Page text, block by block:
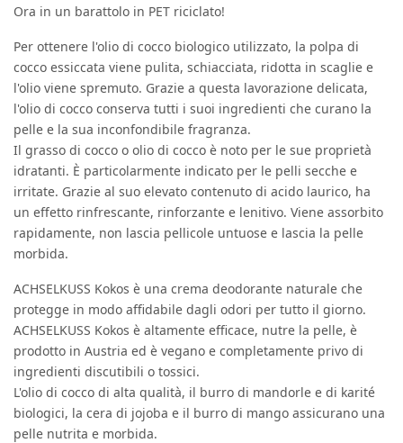
Ora in un barattolo in PET riciclato!
Per ottenere l'olio di cocco biologico utilizzato, la polpa di
cocco essiccata viene pulita, schiacciata, ridotta in scaglie e
l'olio viene spremuto. Grazie a questa lavorazione delicata,
l'olio di cocco conserva tutti i suoi ingredienti che curano la
pelle e la sua inconfondibile fragranza.
Il grasso di cocco o olio di cocco è noto per le sue proprietà
idratanti. È particolarmente indicato per le pelli secche e
irritate. Grazie al suo elevato contenuto di acido laurico, ha
un effetto rinfrescante, rinforzante e lenitivo. Viene assorbito
rapidamente, non lascia pellicole untuose e lascia la pelle
morbida.
ACHSELKUSS Kokos è una crema deodorante naturale che
protegge in modo affidabile dagli odori per tutto il giorno.
ACHSELKUSS Kokos è altamente efficace, nutre la pelle, è
prodotto in Austria ed è vegano e completamente privo di
ingredienti discutibili o tossici.
L'olio di cocco di alta qualità, il burro di mandorle e di karité
biologici, la cera di jojoba e il burro di mango assicurano una
pelle nutrita e morbida.